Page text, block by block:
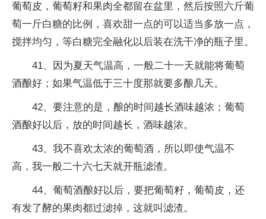
葡萄皮，葡萄籽和果肉全都留在盆里，然后按照六斤葡
萄一斤白糖的比例，喜欢甜一点的可以适当多放一点，
搅拌均匀，等白糖完全融化以后装在洗干净的瓶子里。
41、因为夏天气温高，一般二十一天就能将葡萄
酒酿好；如果气温低于三十度那就要多酿几天。
42、要注意的是，酿的时间越长酒味越浓；葡萄
酒酿好以后，放的时间越长，酒味越浓。
43、我不喜欢太浓的葡萄酒，所以即使气温不
高，我一般二十六七天就开瓶滤渣。
44、葡萄酒酿好以后，要把葡萄籽，葡萄皮，还
有发了酵的果肉都过滤掉，这就叫滤渣。